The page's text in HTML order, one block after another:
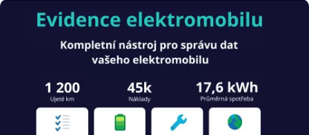
Obrázek